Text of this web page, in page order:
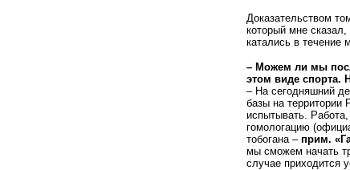
Доказательством
который мне
катались в течение
– Можем ли мы
этом виде спорта.
– На сегодняшний
базы на территории
испытывать.
гомологацию (
тобогана – прим. «
мы сможем начать
случае приходится